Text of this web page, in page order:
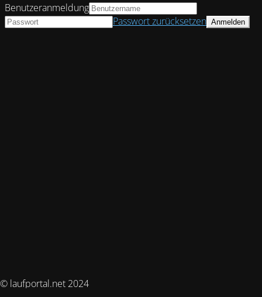
© laufportal.net 2024
Benutzeranmeldung
Passwort zurücksetzen